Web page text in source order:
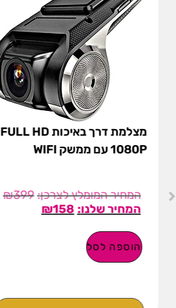
מצלמת דרך באיכות FULL HD
1080P עם ממשק WIFI
₪399
₪158
הוספה לסל